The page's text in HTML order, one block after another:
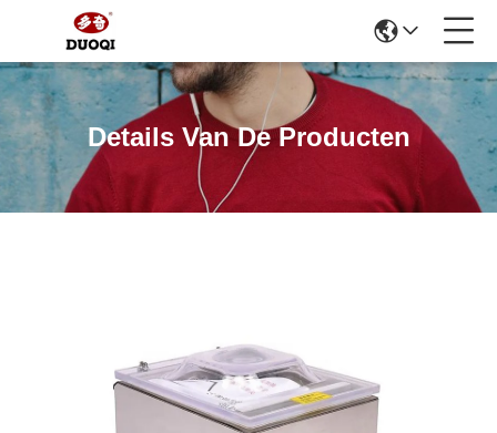
Details Van De Producten